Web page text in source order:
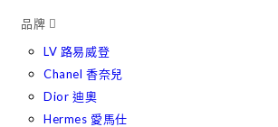
Skip品牌
LV 路易威登
Chanel 香奈兒
Dior 迪奧
Hermes 愛馬仕